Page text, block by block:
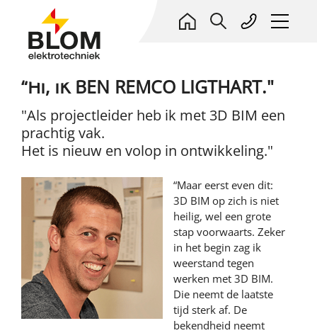
ELEKTROTECHNIEK
PROJECTEN
Alle projecten
Utiliteit
Energieprojecten
OVER ONS
Kort profiel
Deelnemingen
Denken en doen
Blom opleidingen
Installaties en systemen
CloudCrest
Dalux
ADVIES
Adviseur en Co-maker
ONDERHOUD & SERVICE
Referenties Onderhoud, Service & Beheer
WAT WIJ DOEN
Onderhoud, Service & Energiebeheer
Nieuwbouw
Renovatie & verduurzaming
Installaties aanpassen
Elektrokeuringen
HIGH END PROJECTEN
BLOM HIGH END PROJECTEN
Realiseert absolute High End woon- en
woon/werkprojecten. Plus kleinschalige high end
utiliteitsprojecten. Non plus ultra in comfort, luxe,
high tech. Elektrotechniek, beveiliging, domotica/ict.
NAAR DE WEBSITE
WERKEN BIJ BLOM
WERKEN BIJ BLOM
Blom Banenkiezer
Waarom werken bij Blom?
Open sollicitaties
LEREN BIJ BLOM
BBL/BOL Leerwerkplek
Stageplaats
NIEUWS
CONTACT
“HI, IK BEN REMCO LIGTHART."
"Als projectleider heb ik met 3D BIM een
prachtig vak.
Het is nieuw en volop in ontwikkeling."
“Maar eerst even dit:
3D BIM op zich is niet
heilig, wel een grote
stap voorwaarts. Zeker
in het begin zag ik
weerstand tegen
werken met 3D BIM.
Die neemt de laatste
tijd sterk af. De
bekendheid neemt